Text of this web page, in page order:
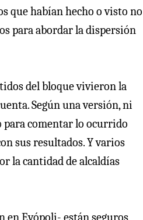
que habían hecho o visto no
para abordar la dispersión
del bloque vivieron la
Según una versión, ni
comentar lo ocurrido
sus resultados. Y varios
la cantidad de alcaldías
en Evópoli- están seguros